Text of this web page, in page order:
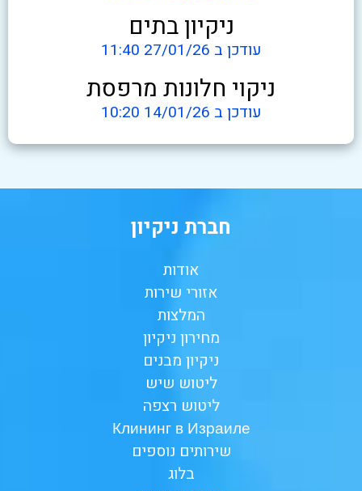
ניקיון בתים
עודכן ב 27/01/26 11:40
ניקוי חלונות מרפסת
עודכן ב 14/01/26 10:20
חברת ניקיון
אודות
אזורי שירות
המלצות
מחירון ניקיון
ניקיון מבנים
ליטוש שיש
ליטוש רצפה
Клининг в Израиле
שירותים נוספים
בלוג